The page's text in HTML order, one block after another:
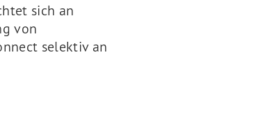
sich an
von
selektiv an